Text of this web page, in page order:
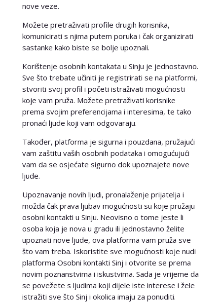
nove veze.
Možete pretraživati profile drugih korisnika,
komunicirati s njima putem poruka i čak organizirati
sastanke kako biste se bolje upoznali.
Korištenje osobnih kontakata u Sinju je jednostavno.
Sve što trebate učiniti je registrirati se na platformi,
stvoriti svoj profil i početi istraživati mogućnosti
koje vam pruža. Možete pretraživati korisnike
prema svojim preferencijama i interesima, te tako
pronaći ljude koji vam odgovaraju.
Također, platforma je sigurna i pouzdana, pružajući
vam zaštitu vaših osobnih podataka i omogućujući
vam da se osjećate sigurno dok upoznajete nove
ljude.
Upoznavanje novih ljudi, pronalaženje prijatelja i
možda čak prava ljubav mogućnosti su koje pružaju
osobni kontakti u Sinju. Neovisno o tome jeste li
osoba koja je nova u gradu ili jednostavno želite
upoznati nove ljude, ova platforma vam pruža sve
što vam treba. Iskoristite sve mogućnosti koje nudi
platforma Osobni kontakti Sinj i otvorite se prema
novim poznanstvima i iskustvima. Sada je vrijeme da
se povežete s ljudima koji dijele iste interese i žele
istražiti sve što Sinj i okolica imaju za ponuditi.